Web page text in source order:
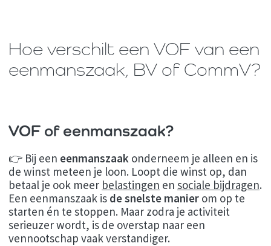
Hoe verschilt een VOF van een
eenmanszaak, BV of CommV?
VOF of eenmanszaak?
👉 Bij een eenmanszaak onderneem je alleen en is
de winst meteen je loon. Loopt die winst op, dan
betaal je ook meer belastingen en sociale bijdragen.
Een eenmanszaak is desnelste manier om op te
starten én te stoppen. Maar zodra je activiteit
serieuzer wordt, is de overstap naar een
vennootschap vaak verstandiger.